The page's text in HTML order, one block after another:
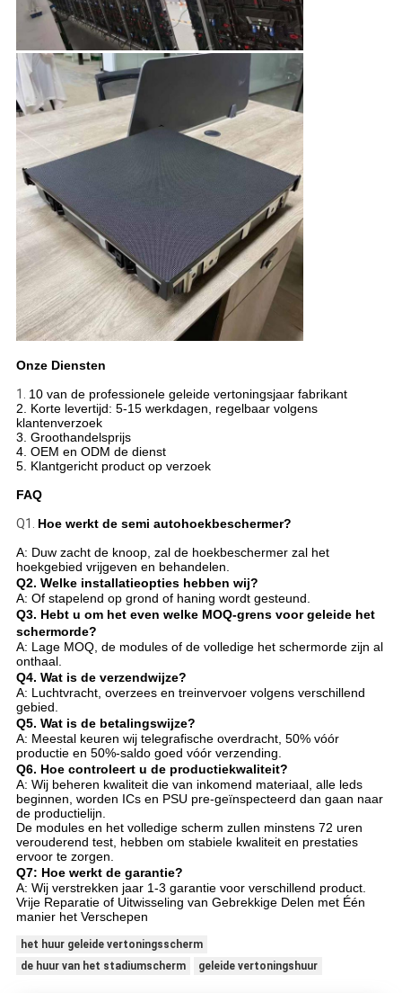
Onze Diensten
1. 10 van de professionele geleide vertoningsjaar fabrikant
2. Korte levertijd: 5-15 werkdagen, regelbaar volgens
klantenverzoek
3. Groothandelsprijs
4. OEM en ODM de dienst
5. Klantgericht product op verzoek
FAQ
Q1. Hoe werkt de semi autohoekbeschermer?
A: Duw zacht de knoop, zal de hoekbeschermer zal het
hoekgebied vrijgeven en behandelen.
Q2. Welke installatieopties hebben wij?
A: Of stapelend op grond of haning wordt gesteund.
Q3. Hebt u om het even welke MOQ-grens voor geleide het
schermorde?
A: Lage MOQ, de modules of de volledige het schermorde zijn al
onthaal.
Q4. Wat is de verzendwijze?
A: Luchtvracht, overzees en treinvervoer volgens verschillend
gebied.
Q5. Wat is de betalingswijze?
A: Meestal keuren wij telegrafische overdracht, 50% vóór
productie en 50%-saldo goed vóór verzending.
Q6. Hoe controleert u de productiekwaliteit?
A: Wij beheren kwaliteit die van inkomend materiaal, alle leds
beginnen, worden ICs en PSU pre-geïnspecteerd dan gaan naar
de productielijn.
De modules en het volledige scherm zullen minstens 72 uren
verouderend test, hebben om stabiele kwaliteit en prestaties
ervoor te zorgen.
Q7: Hoe werkt de garantie?
A: Wij verstrekken jaar 1-3 garantie voor verschillend product.
Vrije Reparatie of Uitwisseling van Gebrekkige Delen met Één
manier het Verschepen
het huur geleide vertoningsscherm
de huur van het stadiumscherm
geleide vertoningshuur